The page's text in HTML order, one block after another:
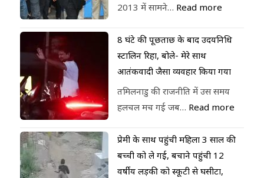
2013 में सामने… Read more
8 घंटे की पूछताछ के बाद उदयनिधि
स्टालिन रिहा, बोले- मेरे साथ
आतंकवादी जैसा व्यवहार किया गया
तमिलनाडु की राजनीति में उस समय
हलचल मच गई जब… Read more
प्रेमी के साथ पहुंची महिला 3 साल की
बच्ची को ले गई, बचाने पहुंची 12
वर्षीय लड़की को स्कूटी से घसीटा,